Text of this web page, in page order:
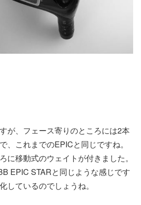
が、フェース寄りのところには2本
、これまでのEPICと同じですね。
に移動式のウェイトが付きました。
EPIC STARと同じような感じです
しているのでしょうね。